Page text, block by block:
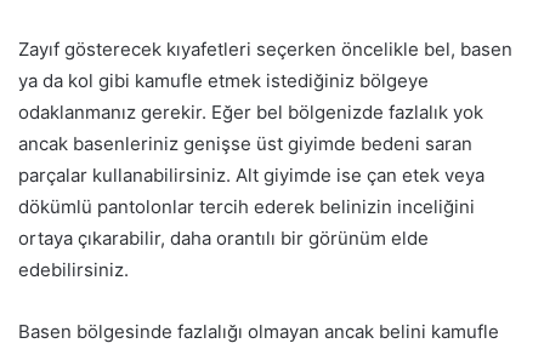
Zayıf gösterecek kıyafetleri seçerken öncelikle bel, basen
ya da kol gibi kamufle etmek istediğiniz bölgeye
odaklanmanız gerekir. Eğer bel bölgenizde fazlalık yok
ancak basenleriniz genişse üst giyimde bedeni saran
parçalar kullanabilirsiniz. Alt giyimde ise çan etek veya
dökümlü pantolonlar tercih ederek belinizin inceliğini
ortaya çıkarabilir, daha orantılı bir görünüm elde
edebilirsiniz.
Basen bölgesinde fazlalığı olmayan ancak belini kamufle